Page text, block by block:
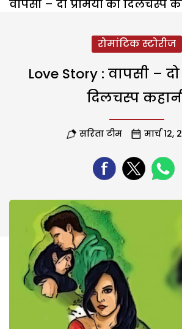
वापसी – दो प्रेमियों की दिलचस्प
रोमांटिक स्टोरीज
Love Story : वापसी – दो
दिलचस्प
सरिता टीम मार्च 12,